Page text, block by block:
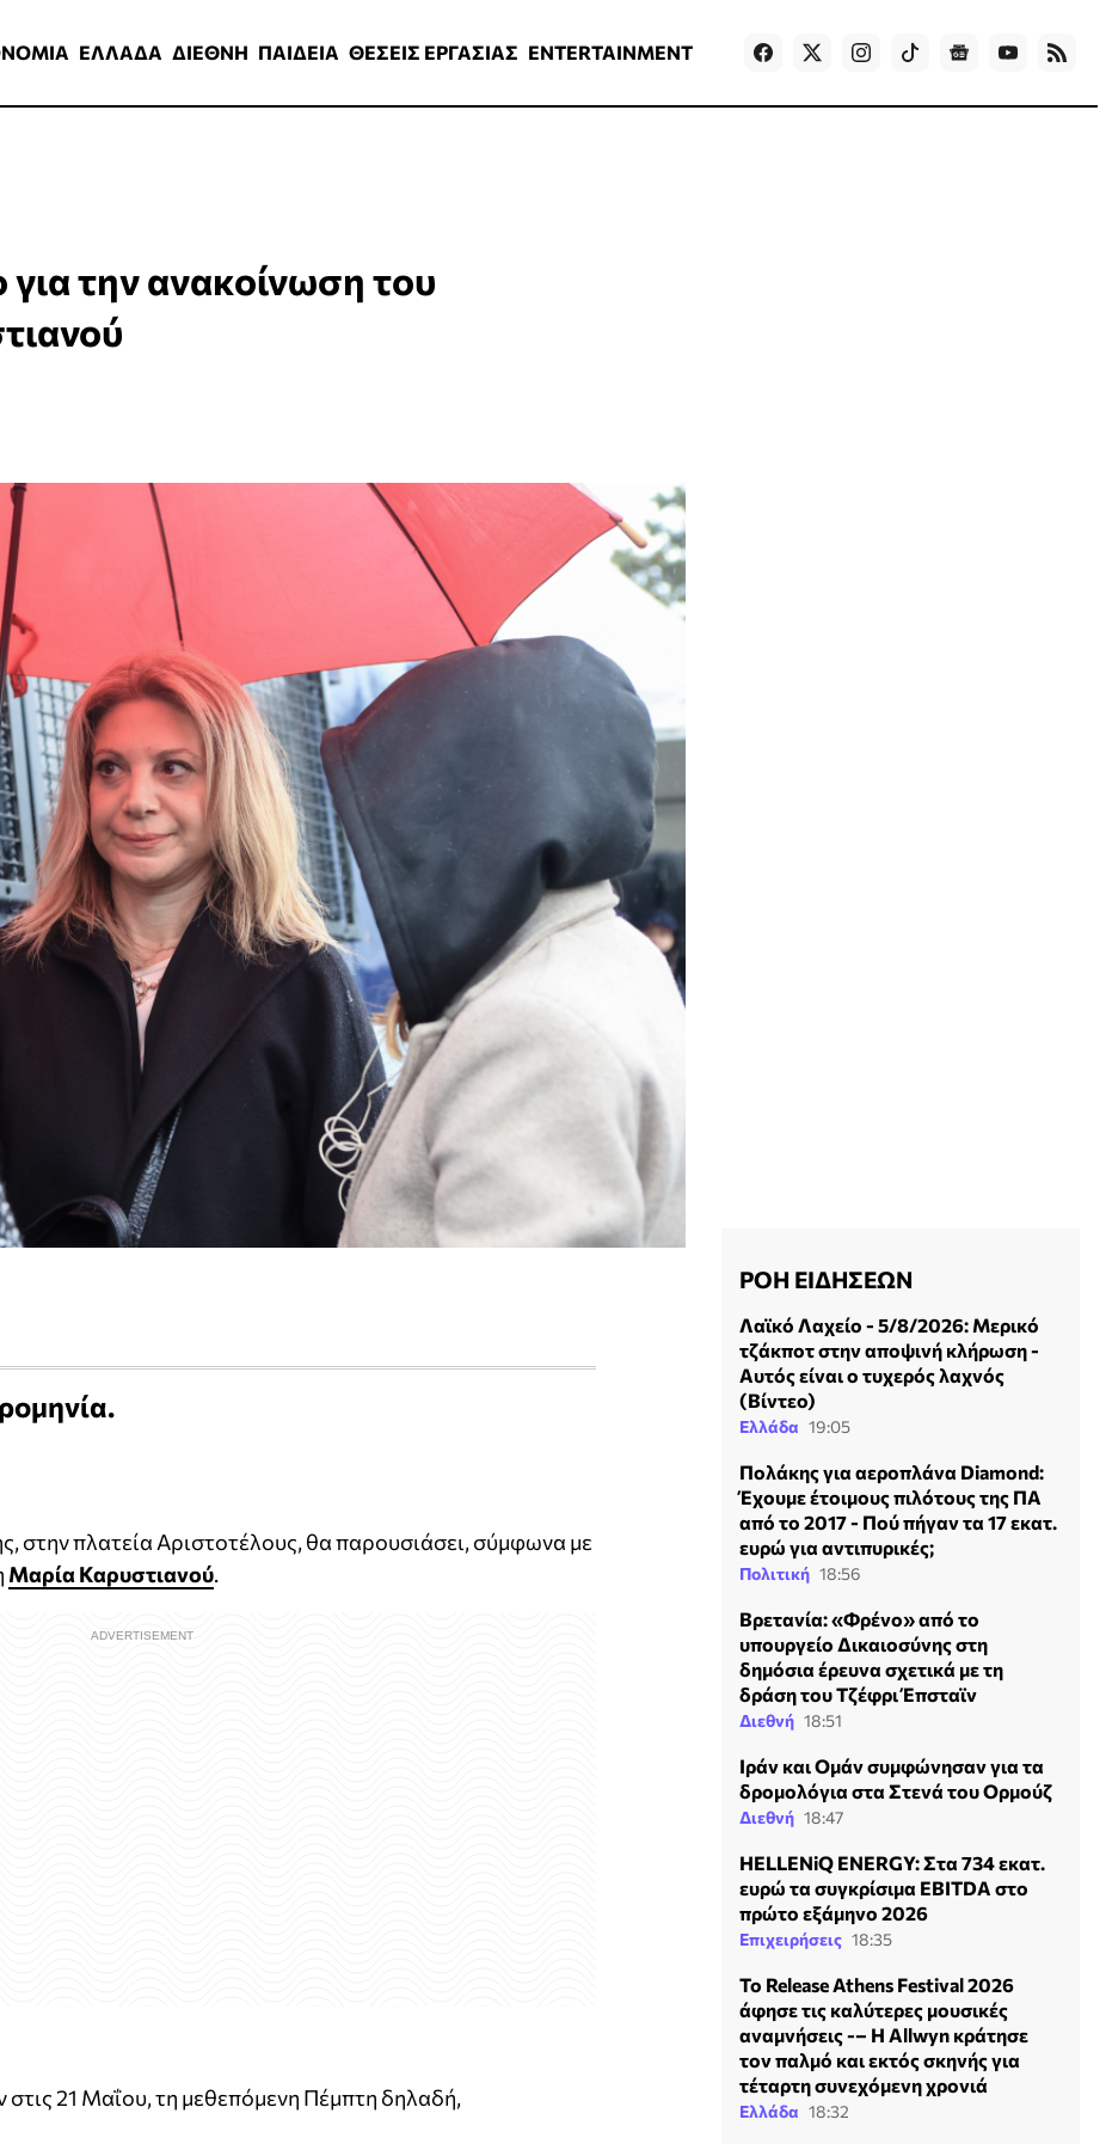
ΕΛΛΑΔΑ ΔΙΕΘΝΗ ΠΑΙΔΕΙΑ ΘΕΣΕΙΣ ΕΡΓΑΣΙΑΣ ENTERTAINMENT Games
την ανακοίνωση του
στην πλατεία Αριστοτέλους, θα παρουσιάσει, σύμφωνα με
Μαρία Καρυστιανού.
στις 21 Μαΐου, τη μεθεπόμενη Πέμπτη δηλαδή,
ΡΟΗ ΕΙΔΗΣΕΩΝ
Λαϊκό Λαχείο - 5/8/2026: Μερικό
τζάκποτ στην αποψινή κλήρωση -
Αυτός είναι ο τυχερός λαχνός
(Βίντεο)
Ελλάδα 19:05
Πολάκης για αεροπλάνα Diamond:
Έχουμε έτοιμους πιλότους της ΠΑ
από το 2017 - Πού πήγαν τα 17 εκατ.
ευρώ για αντιπυρικές;
Πολιτική 18:56
Βρετανία: «Φρένο» από το
υπουργείο Δικαιοσύνης στη
δημόσια έρευνα σχετικά με τη
δράση του Τζέφρι Έπσταϊν
Διεθνή 18:51
Ιράν και Ομάν συμφώνησαν για τα
δρομολόγια στα Στενά του Ορμούζ
Διεθνή 18:47
HELLENiQ ENERGY: Στα 734 εκατ.
ευρώ τα συγκρίσιμα EBITDA στο
πρώτο εξάμηνο 2026
Επιχειρήσεις 18:35
Το Release Athens Festival 2026
άφησε τις καλύτερες μουσικές
αναμνήσεις -– Η Allwyn κράτησε
τον παλμό και εκτός σκηνής για
τέταρτη συνεχόμενη χρονιά
Ελλάδα 18:32